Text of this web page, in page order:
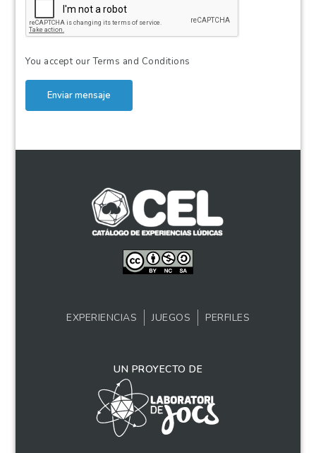
You accept ourTerms and Conditions
Enviar mensaje
EXPERIENCIAS JUEGOS PERFILES
UN PROYECTO DE